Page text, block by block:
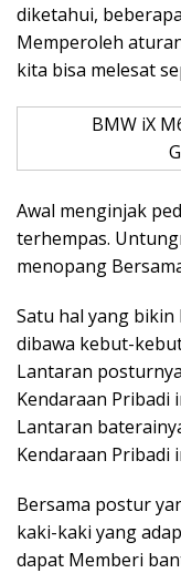
diketahui,
Memperoleh
kita bisa melesat
BMW iX
Awal menginjak
terhempas.
menopang
Satu hal yang
dibawa kebut-
Lantaran
Kendaraan Pribadi
Lantaran
Kendaraan Pribadi
Bersama postur
kaki-kaki yang
dapat Memberi